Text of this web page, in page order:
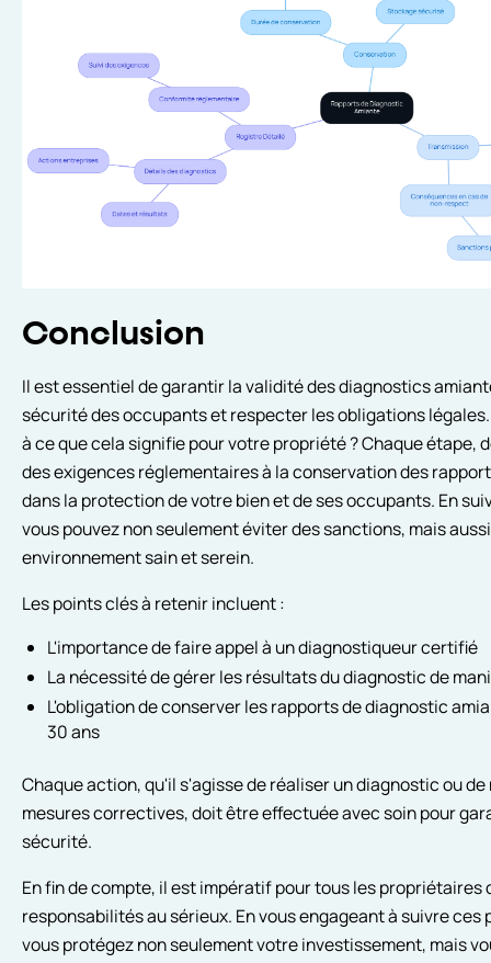
Conclusion
Il est essentiel de garantir la validité des diagnostics
sécurité des occupants et respecter les obligations
à ce que cela signifie pour votre propriété ? Chaque étape,
des exigences réglementaires à la conservation des
dans la protection de votre bien et de ses occupants. En
vous pouvez non seulement éviter des sanctions, mais
environnement sain et serein.
Les points clés à retenir incluent :
L'importance de faire appel à un diagnostiqueur certifié
La nécessité de gérer les résultats du diagnostic de
L'obligation de conserver les rapports de diagnostic
30 ans
Chaque action, qu'il s'agisse de réaliser un diagnostic ou
mesures correctives, doit être effectuée avec soin pour
sécurité.
En fin de compte, il est impératif pour tous les propriétaires
responsabilités au sérieux. En vous engageant à suivre
vous protégez non seulement votre investissement, mais